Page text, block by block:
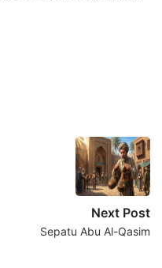
Next Post
Sepatu Abu Al-Qasim